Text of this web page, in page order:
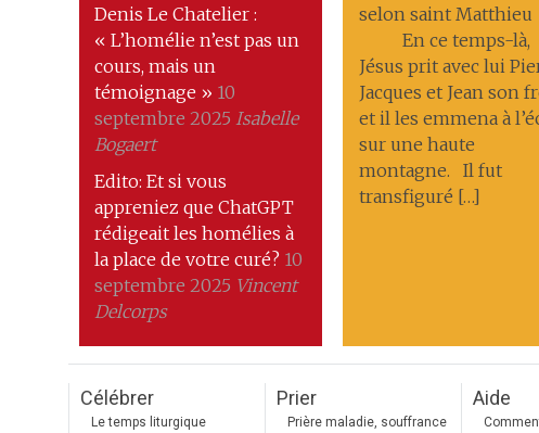
Denis Le Chatelier :
« L’homélie n’est pas un
cours, mais un
témoignage » 10
septembre 2025 Isabelle
Bogaert
Edito: Et si vous
appreniez que ChatGPT
rédigeait les homélies à
la place de votre curé? 10
septembre 2025 Vincent
Delcorps
selon saint Matthieu
En ce temps-là,
Jésus prit avec lui
Jacques et Jean son
et il les emmena à
sur une haute
montagne. Il fut
transfiguré […]
Célébrer
Le temps liturgique
Prier
Prière maladie, souffrance
Aide